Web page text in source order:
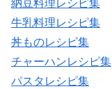
納豆料理レシピ集
牛乳料理レシピ集
丼ものレシピ集
チャーハンレシピ集
パスタレシピ集